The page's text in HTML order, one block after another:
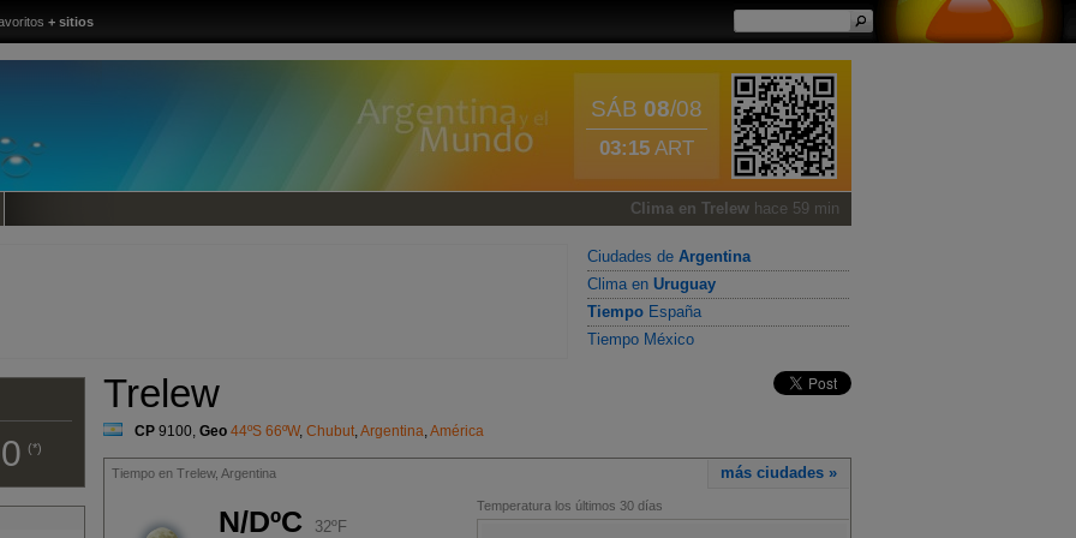
+ sitios
SÁB 08/08
03:15 ART
Clima en Trelew hace 59 min
Ciudades de Argentina
Clima en Uruguay
Tiempo España
Tiempo México
(*)
Trelew
CP 9100, Geo 44ºS 66ºW, Chubut,Argentina,América
más ciudades »
Tiempo en Trelew, Argentina
Temperatura los últimos 30 días
N/DºC 32ºF